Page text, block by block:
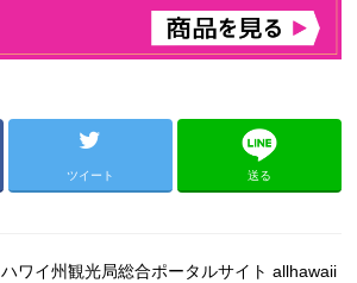
ツイート 送る
ハワイ州観光局総合ポータルサイト allhawaii